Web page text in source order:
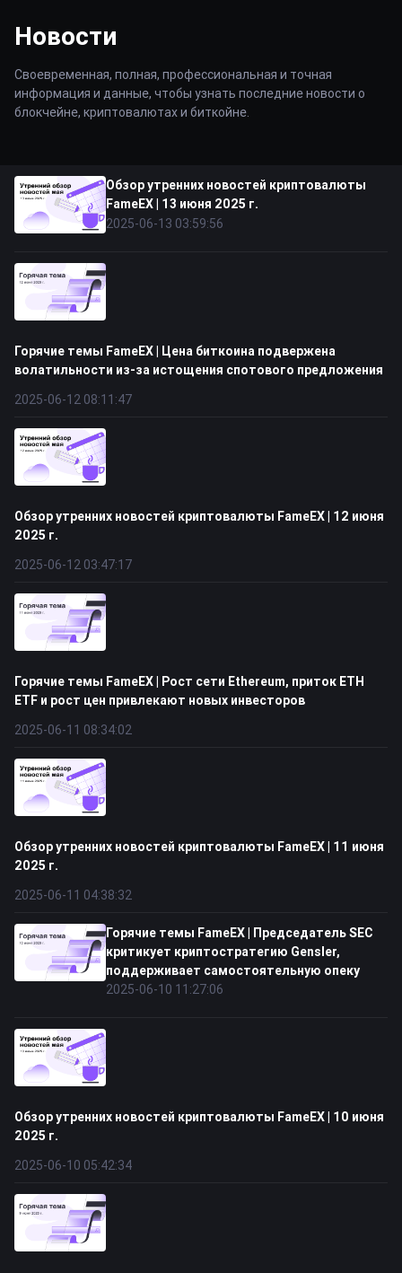
Новости
Своевременная, полная, профессиональная и точная
информация и данные, чтобы узнать последние новости о
блокчейне, криптовалютах и биткойне.
Обзор утренних новостей криптовалюты
FameEX | 13 июня 2025 г.
2025-06-13 03:59:56
Горячие темы FameEX | Цена биткоина подвержена
волатильности из-за истощения спотового предложения
2025-06-12 08:11:47
Обзор утренних новостей криптовалюты FameEX | 12 июня
2025 г.
2025-06-12 03:47:17
Горячие темы FameEX | Рост сети Ethereum, приток ETH
ETF и рост цен привлекают новых инвесторов
2025-06-11 08:34:02
Обзор утренних новостей криптовалюты FameEX | 11 июня
2025 г.
2025-06-11 04:38:32
Горячие темы FameEX | Председатель SEC
критикует криптостратегию Gensler,
поддерживает самостоятельную опеку
2025-06-10 11:27:06
Обзор утренних новостей криптовалюты FameEX | 10 июня
2025 г.
2025-06-10 05:42:34